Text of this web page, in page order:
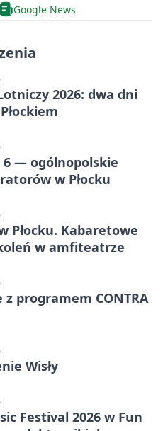
Google News
2026: dwa dni
— ogólnopolskie
w Płocku
Płocku. Kabaretowe
w amfiteatrze
programem CONTRA
Wisły
Festival 2026 w Fun